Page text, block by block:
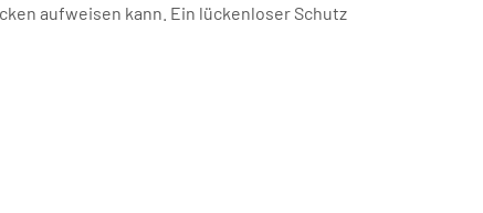
aufweisen kann. Ein lückenloser Schutz